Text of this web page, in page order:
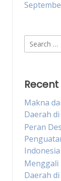
Search
for:
Makna
Daerah
Peran
Indonesia
Menggali
Daerah